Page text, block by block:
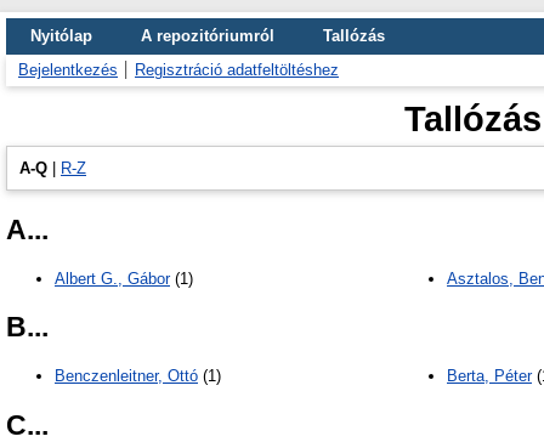
Nyitólap A repozitóriumról
Tallózás
Bejelentkezés
Regisztráció adatfeltöltéshez
A-Q R-Z
A...
Albert G., Gábor(1) Asztalos,
B...
Benczenleitner, Ottó (1) Berta, Péter
C...